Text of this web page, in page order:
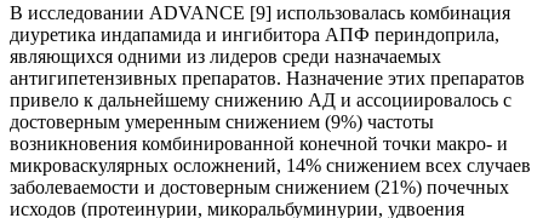
В исследовании ADVANCE [9] использовалась комбинация
диуретика индапамида и ингибитора АПФ периндоприла,
являющихся одними из лидеров среди назначаемых
антигипетензивных препаратов. Назначение этих препаратов
привело к дальнейшему снижению АД и ассоциировалось с
достоверным умеренным снижением (9%) частоты
возникновения комбинированной конечной точки макро- и
микроваскулярных осложнений, 14% снижением всех случаев
заболеваемости и достоверным снижением (21%) почечных
исходов (протеинурии, микоральбуминурии, удвоения